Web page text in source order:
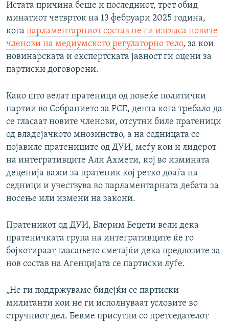
Истата причина беше и последниот, трет обид
минатиот четврток на 13 фебруари 2025 година,
кога парламентарниот состав не ги изгласа новите
членови на медиумското регулаторно тело, за кои
новинарската и експертската јавност ги оцени за
партиски договорени.
Како што велат пратеници од повеќе политички
партии во Собранието за РСЕ, дента кога требало да
се гласаат новите членови, отсутни биле пратеници
од владејачкото мнозинство, а на седницата се
појавиле пратениците од ДУИ, меѓу кои и лидерот
на интегративците Али Ахмети, кој во измината
деценија важи за пратеник кој ретко доаѓа на
седници и учествува во парламентарната дебата за
носење или измени на закони.
Пратеникот од ДУИ, Блерим Беџети вели дека
пратеничката група на интегративците ќе го
бојкотираат гласањето сметајќи дека предлозите за
нов состав на Агенцијата се партиски луѓе.
„Не ги поддржуваме бидејќи се партиски
милитанти кои не ги исполнуваат условите во
стручниот дел. Бевме присутни со претседателот